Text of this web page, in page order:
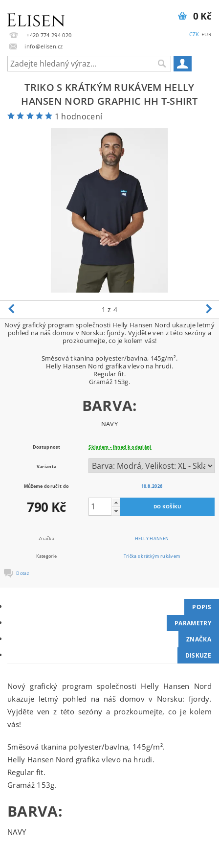
+420 774 294 020
info@elisen.cz
CZK EUR
0 Kč
TRIKO S KRÁTKÝM RUKÁVEM HELLY
HANSEN NORD GRAPHIC HH T-SHIRT
1 hodnocení
1 z 4
Nový grafický program společnosti Helly Hansen Nord ukazuje letmý
pohled na náš domov v Norsku: fjordy. Vyjděte ven z této sezóny a
prozkoumejte, co je kolem vás!
Směsová tkanina polyester/bavlna, 145g/m².
Helly Hansen Nord grafika vlevo na hrudi.
Regular fit.
Gramáž 153g.
BARVA:
NAVY
Dostupnost Skladem - ihned k odeslání
Varianta
Můžeme doručit do 10.8.2026
790 Kč
Značka HELLY HANSEN
Kategorie Trička s krátkým rukávem
Dotaz
POPIS
PARAMETRY
ZNAČKA
DISKUZE
Nový grafický program společnosti Helly Hansen Nord
ukazuje letmý pohled na náš domov v Norsku: fjordy.
Vyjděte ven z této sezóny a prozkoumejte, co je kolem
vás!
Směsová tkanina polyester/bavlna, 145g/m².
Helly Hansen Nord grafika vlevo na hrudi.
Regular fit.
Gramáž 153g.
BARVA:
NAVY